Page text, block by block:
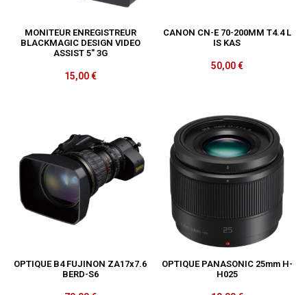
MONITEUR ENREGISTREUR
BLACKMAGIC DESIGN VIDEO
ASSIST 5″ 3G
15,00€
CANON CN-E 70-200MM T4.4 L
IS KAS
50,00€
OPTIQUE B4 FUJINON ZA17x7.6
BERD-S6
OPTIQUE PANASONIC 25mm H-
H025